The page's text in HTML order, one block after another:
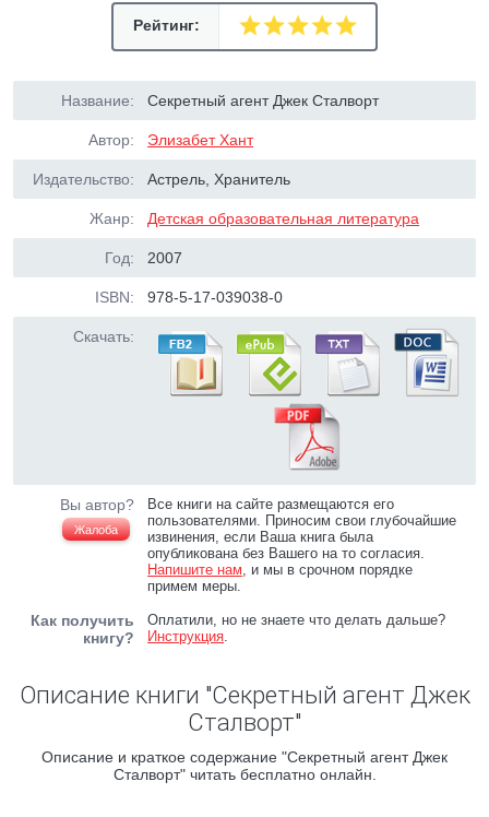
Рейтинг:
Название: Секретный агент Джек Сталворт
Автор: Элизабет Хант
Издательство: Астрель, Хранитель
Жанр: Детская образовательная литература
Год: 2007
ISBN: 978-5-17-039038-0
Скачать:
Вы автор?
Жалоба
Все книги на сайте размещаются его
пользователями. Приносим свои глубочайшие
извинения, если Ваша книга была
опубликована без Вашего на то согласия.
Напишите нам, и мы в срочном порядке
примем меры.
Как получить
книгу?
Оплатили, но не знаете что делать дальше?
Инструкция.
Описание книги "Секретный агент Джек
Сталворт"
Описание и краткое содержание "Секретный агент Джек
Сталворт" читать бесплатно онлайн.